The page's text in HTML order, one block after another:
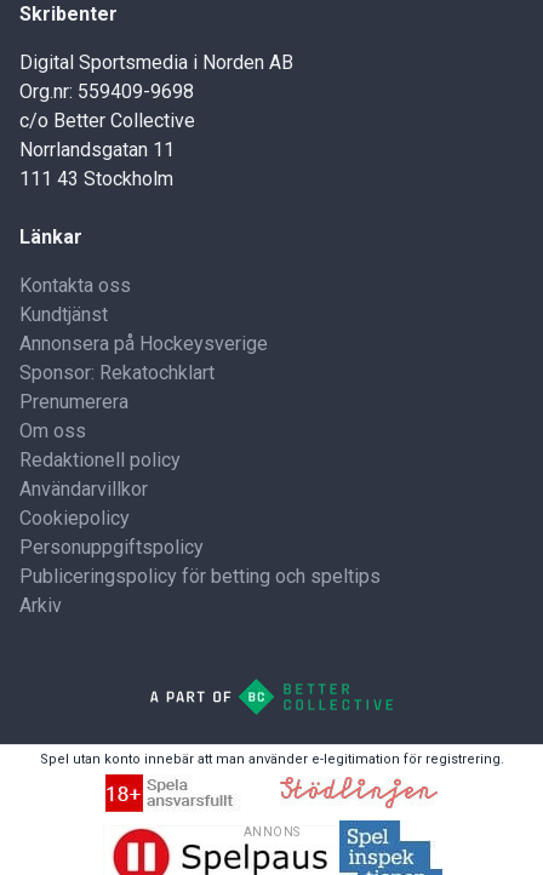
ANNONS
Skribenter
Digital Sportsmedia i Norden AB
Org.nr: 559409-9698
c/o Better Collective
Norrlandsgatan 11
111 43 Stockholm
Länkar
Kontakta oss
Kundtjänst
Annonsera på Hockeysverige
Sponsor: Rekatochklart
Prenumerera
Om oss
Redaktionell policy
Användarvillkor
Cookiepolicy
Personuppgiftspolicy
Publiceringspolicy för betting och speltips
Arkiv
Spel utan konto innebär att man använder e-legitimation för registrering.